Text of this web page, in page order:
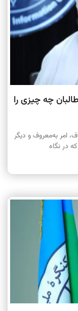
چه چیزی را
امر به‌معروف و دیگر
در نگاه